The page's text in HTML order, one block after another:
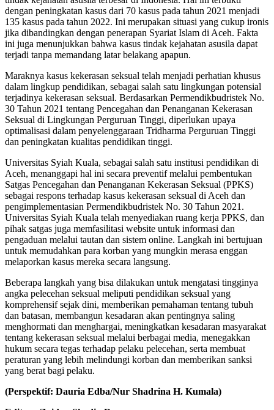
dengan peningkatan kasus dari 70 kasus pada tahun 2021 menjadi
135 kasus pada tahun 2022. Ini merupakan situasi yang cukup ironis
jika dibandingkan dengan penerapan Syariat Islam di Aceh. Fakta
ini juga menunjukkan bahwa kasus tindak kejahatan asusila dapat
terjadi tanpa memandang latar belakang apapun.
Maraknya kasus kekerasan seksual telah menjadi perhatian khusus
dalam lingkup pendidikan, sebagai salah satu lingkungan potensial
terjadinya kekerasan seksual. Berdasarkan Permendikbudristek No.
30 Tahun 2021 tentang Pencegahan dan Penanganan Kekerasan
Seksual di Lingkungan Perguruan Tinggi, diperlukan upaya
optimalisasi dalam penyelenggaraan Tridharma Perguruan Tinggi
dan peningkatan kualitas pendidikan tinggi.
Universitas Syiah Kuala, sebagai salah satu institusi pendidikan di
Aceh, menanggapi hal ini secara preventif melalui pembentukan
Satgas Pencegahan dan Penanganan Kekerasan Seksual (PPKS)
sebagai respons terhadap kasus kekerasan seksual di Aceh dan
pengimplementasian Permendikbudristek No. 30 Tahun 2021.
Universitas Syiah Kuala telah menyediakan ruang kerja PPKS, dan
pihak satgas juga memfasilitasi website untuk informasi dan
pengaduan melalui tautan dan sistem online. Langkah ini bertujuan
untuk memudahkan para korban yang mungkin merasa enggan
melaporkan kasus mereka secara langsung.
Beberapa langkah yang bisa dilakukan untuk mengatasi tingginya
angka pelecehan seksual meliputi pendidikan seksual yang
komprehensif sejak dini, memberikan pemahaman tentang tubuh
dan batasan, membangun kesadaran akan pentingnya saling
menghormati dan menghargai, meningkatkan kesadaran masyarakat
tentang kekerasan seksual melalui berbagai media, menegakkan
hukum secara tegas terhadap pelaku pelecehan, serta membuat
peraturan yang lebih melindungi korban dan memberikan sanksi
yang berat bagi pelaku.
(Perspektif: Dauria Edba/Nur Shadrina H. Kumala)